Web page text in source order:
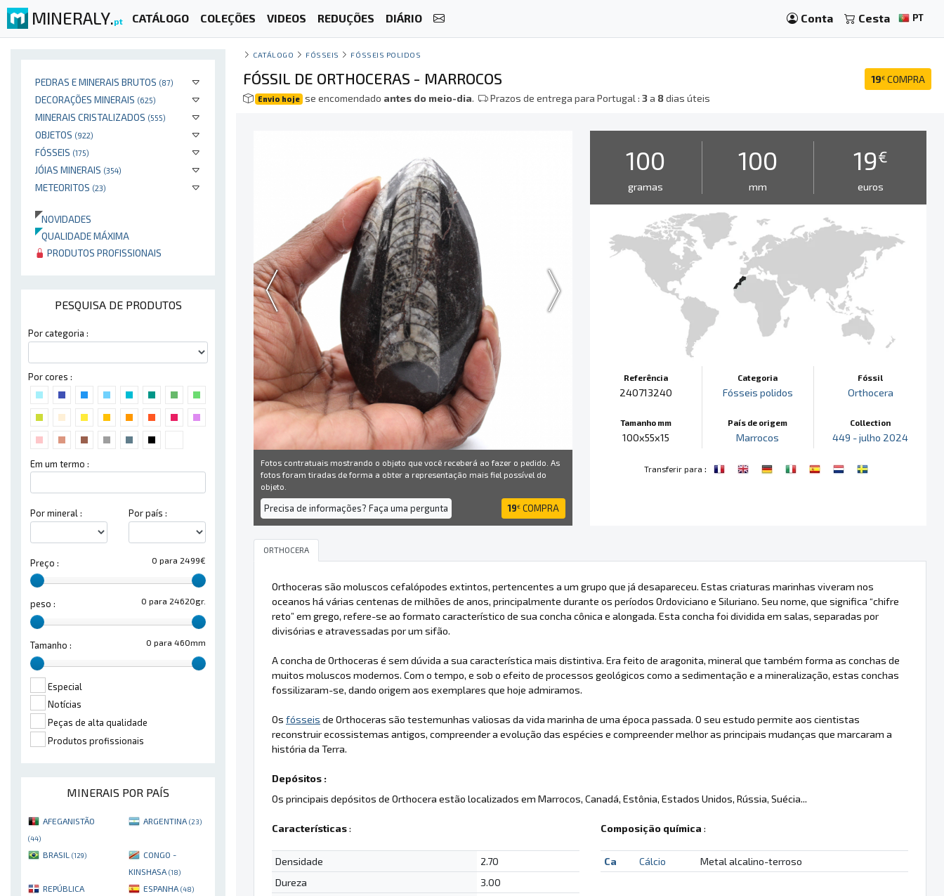
MINERALY.pt CATÁLOGO COLEÇÕES VIDEOS REDUÇÕES DIÁRIO Conta Cesta PT
PEDRAS E MINERAIS BRUTOS (87)
DECORAÇÕES MINERAIS (625)
MINERAIS CRISTALIZADOS (555)
OBJETOS (922)
FÓSSEIS (175)
JÓIAS MINERAIS (354)
METEORITOS (23)
NOVIDADES
QUALIDADE MÁXIMA
PRODUTOS PROFISSIONAIS
PESQUISA DE PRODUTOS
Por categoria :
Por cores :
Em um termo :
Por mineral : Por país :
0 para 2499€
Preço :
0 para 24620gr.
peso :
0 para 460mm
Tamanho :
Especial
Notícias
Peças de alta qualidade
Produtos profissionais
MINERAIS POR PAÍS
AFEGANISTÃO
(44)
ARGENTINA (23)
BRASIL (129)
CONGO -
KINSHASA (18)
REPÚBLICA
ESPANHA (48)
CATÁLOGO FÓSSEIS FÓSSEIS POLIDOS
19€ COMPRA
FÓSSIL DE ORTHOCERAS - MARROCOS
Envio hoje se encomendado antes do meio-dia. Prazos de entrega para Portugal :3a 8dias úteis
Fotos contratuais mostrando o objeto que você receberá ao fazer o pedido. As
fotos foram tiradas de forma a obter a representação mais fiel possível do
objeto.
Precisa de informações? Faça uma pergunta 19€ COMPRA
100
gramas
100
mm
19€
euros
Referência
240713240
Tamanho mm
100x55x15
Categoria
Fósseis polidos
País de origem
Marrocos
Fóssil
Orthocera
Collection
449 - julho 2024
Transferir para :
ORTHOCERA
Orthoceras são moluscos cefalópodes extintos, pertencentes a um grupo que já desapareceu. Estas criaturas marinhas viveram nos
oceanos há várias centenas de milhões de anos, principalmente durante os períodos Ordoviciano e Siluriano. Seu nome, que significa “chifre
reto” em grego, refere-se ao formato característico de sua concha cônica e alongada. Esta concha foi dividida em salas, separadas por
divisórias e atravessadas por um sifão.
A concha de Orthoceras é sem dúvida a sua característica mais distintiva. Era feito de aragonita, mineral que também forma as conchas de
muitos moluscos modernos. Com o tempo, e sob o efeito de processos geológicos como a sedimentação e a mineralização, estas conchas
fossilizaram-se, dando origem aos exemplares que hoje admiramos.
Os fósseis de Orthoceras são testemunhas valiosas da vida marinha de uma época passada. O seu estudo permite aos cientistas
reconstruir ecossistemas antigos, compreender a evolução das espécies e compreender melhor as principais mudanças que marcaram a
história da Terra.
Depósitos :
Os principais depósitos de Orthocera estão localizados em Marrocos, Canadá, Estônia, Estados Unidos, Rússia, Suécia...
Características:
Densidade
2.70
Dureza
3.00
Composição química :
Ca Cálcio Metal alcalino-terroso